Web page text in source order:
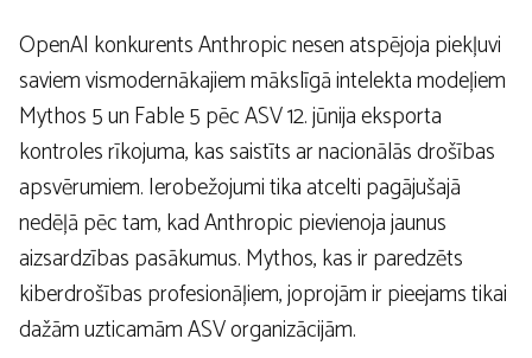
OpenAI konkurents Anthropic nesen atspējoja piekļuvi
saviem vismodernākajiem mākslīgā intelekta modeļiem
Mythos 5 un Fable 5 pēc ASV 12. jūnija eksporta
kontroles rīkojuma, kas saistīts ar nacionālās drošības
apsvērumiem. Ierobežojumi tika atcelti pagājušajā
nedēļā pēc tam, kad Anthropic pievienoja jaunus
aizsardzības pasākumus. Mythos, kas ir paredzēts
kiberdrošības profesionāļiem, joprojām ir pieejams tikai
dažām uzticamām ASV organizācijām.